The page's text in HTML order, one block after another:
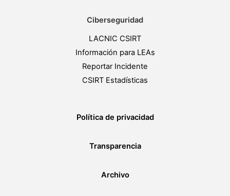
Ciberseguridad
LACNIC CSIRT
Información para LEAs
Reportar Incidente
CSIRT Estadísticas
Política de privacidad
Transparencia
Archivo